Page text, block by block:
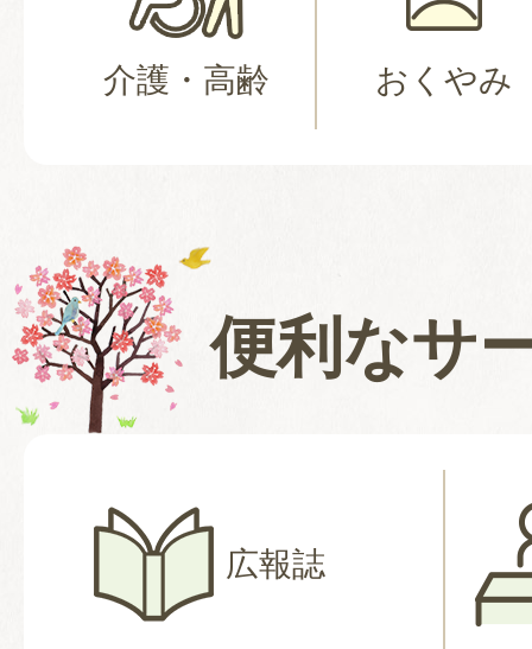
介護・高齢 おくやみ
便利なサ
広報誌